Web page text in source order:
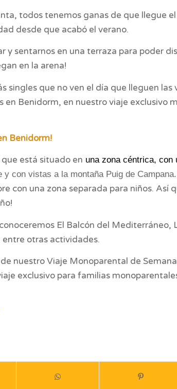
todos tenemos ganas de que llegue
desde que acabó el verano.
y sentarnos en una terraza para poder
en la arena!
singles que no ven el día que lleguen las
Benidorm, en nuestro viaje exclusivo
Benidorm!
está situado en una zona céntrica, con
con vistas a la montaña Puig de Campana.
con una zona separada para niños. Así
El Balcón del Mediterráneo,
entre otras actividades.
nuestro Viaje Monoparental de
exclusivo para familias